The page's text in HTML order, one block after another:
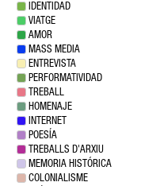
IDENTIDAD
VIATGE
AMOR
MASS MEDIA
ENTREVISTA
PERFORMATIVIDAD
TREBALL
HOMENAJE
INTERNET
POESÍA
TREBALLS D'ARXIU
MEMORIA HISTÓRICA
COLONIALISME